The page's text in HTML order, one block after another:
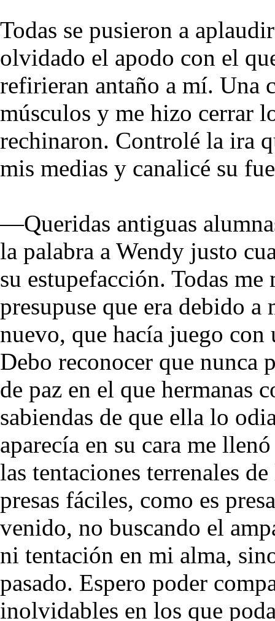
Todas se pusieron a
olvidado el apodo con el
refirieran antaño a mí. Una
músculos y me hizo cerrar
rechinaron. Controlé la ira
mis medias y canalicé su
—Queridas antiguas
la palabra a Wendy justo
su estupefacción. Todas
presupuse que era debido
nuevo, que hacía juego
Debo reconocer que nunca
de paz en el que hermanas
sabiendas de que ella lo
aparecía en su cara me
las tentaciones terrenales
presas fáciles, como es
venido, no buscando el
ni tentación en mi alma,
pasado. Espero poder
inolvidables en los que